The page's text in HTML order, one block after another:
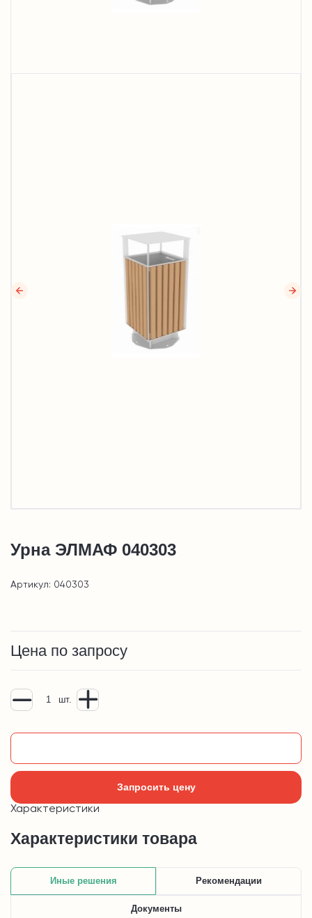
Урна ЭЛМАФ 040303
Артикул: 040303
Цена по запросу
шт.
Запросить цену
Характеристики
Характеристики товара
Иные решения Рекомендации
Документы